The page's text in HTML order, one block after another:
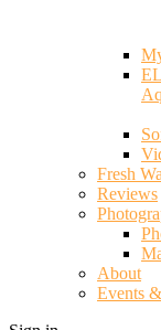
Fresh
Reviews
About
Events